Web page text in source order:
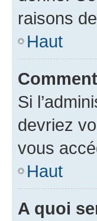
raisons
Haut
Si
devriez
vous
Haut
A quoi